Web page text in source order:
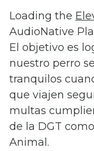
Loading the
AudioNative
El objetivo es
nuestro perro
tranquilos
que viajen
multas
de la DGT
Animal.